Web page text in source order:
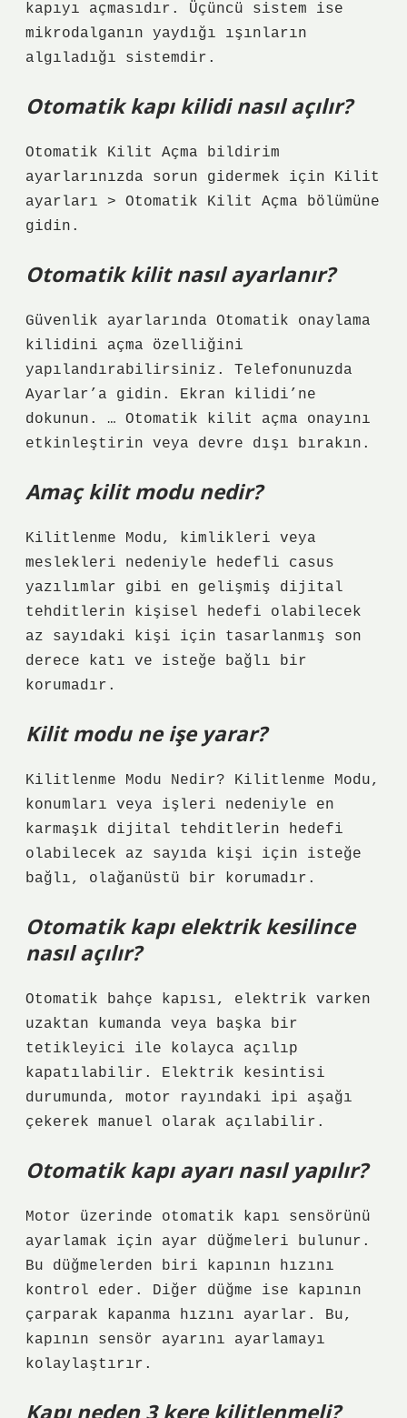
kapıyı açmasıdır. Üçüncü sistem ise
mikrodalganın yaydığı ışınların
algıladığı sistemdir.
Otomatik kapı kilidi nasıl açılır?
Otomatik Kilit Açma bildirim
ayarlarınızda sorun gidermek için Kilit
ayarları > Otomatik Kilit Açma bölümüne
gidin.
Otomatik kilit nasıl ayarlanır?
Güvenlik ayarlarında Otomatik onaylama
kilidini açma özelliğini
yapılandırabilirsiniz. Telefonunuzda
Ayarlar’a gidin. Ekran kilidi’ne
dokunun. … Otomatik kilit açma onayını
etkinleştirin veya devre dışı bırakın.
Amaç kilit modu nedir?
Kilitlenme Modu, kimlikleri veya
meslekleri nedeniyle hedefli casus
yazılımlar gibi en gelişmiş dijital
tehditlerin kişisel hedefi olabilecek
az sayıdaki kişi için tasarlanmış son
derece katı ve isteğe bağlı bir
korumadır.
Kilit modu ne işe yarar?
Kilitlenme Modu Nedir? Kilitlenme Modu,
konumları veya işleri nedeniyle en
karmaşık dijital tehditlerin hedefi
olabilecek az sayıda kişi için isteğe
bağlı, olağanüstü bir korumadır.
Otomatik kapı elektrik kesilince
nasıl açılır?
Otomatik bahçe kapısı, elektrik varken
uzaktan kumanda veya başka bir
tetikleyici ile kolayca açılıp
kapatılabilir. Elektrik kesintisi
durumunda, motor rayındaki ipi aşağı
çekerek manuel olarak açılabilir.
Otomatik kapı ayarı nasıl yapılır?
Motor üzerinde otomatik kapı sensörünü
ayarlamak için ayar düğmeleri bulunur.
Bu düğmelerden biri kapının hızını
kontrol eder. Diğer düğme ise kapının
çarparak kapanma hızını ayarlar. Bu,
kapının sensör ayarını ayarlamayı
kolaylaştırır.
Kapı neden 3 kere kilitlenmeli?